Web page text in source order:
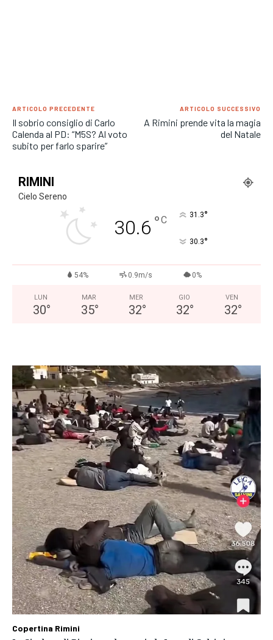
ARTICOLO PRECEDENTE
Il sobrio consiglio di Carlo
Calenda al PD: “M5S? Al voto
subito per farlo sparire”
ARTICOLO SUCCESSIVO
A Rimini prende vita la magia
del Natale
RIMINI
Cielo Sereno
30.6 °C 31.3°
30.3°
54% 0.9m/s 0%
LUN
30°
MAR
35°
MER
32°
GIO
32°
VEN
32°
Copertina Rimini